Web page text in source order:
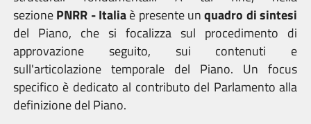
sezionePNRR - Italiaè presente unquadro di sintesi
del Piano, che si focalizza sul procedimento di
approvazione seguito, sui contenuti e
sull'articolazione temporale del Piano. Un focus
specifico è dedicato al contributo del Parlamento alla
definizione del Piano.